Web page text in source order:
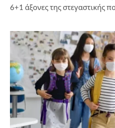
6+1 άξονες της στεγαστικής